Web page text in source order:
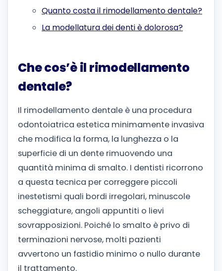
Quanto costa il rimodellamento dentale?
La modellatura dei denti è dolorosa?
Che cos’è il rimodellamento
dentale?
Il rimodellamento dentale è una procedura
odontoiatrica estetica minimamente invasiva
che modifica la forma, la lunghezza o la
superficie di un dente rimuovendo una
quantità minima di smalto. I dentisti ricorrono
a questa tecnica per correggere piccoli
inestetismi quali bordi irregolari, minuscole
scheggiature, angoli appuntiti o lievi
sovrapposizioni. Poiché lo smalto è privo di
terminazioni nervose, molti pazienti
avvertono un fastidio minimo o nullo durante
il trattamento.